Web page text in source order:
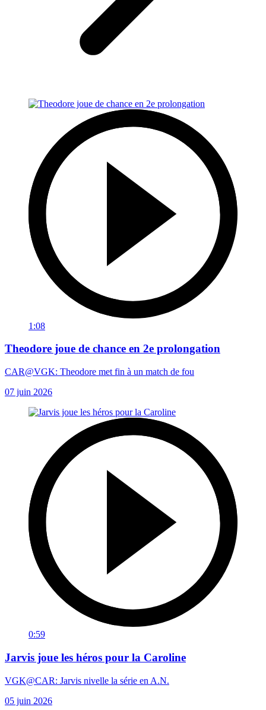
1:08
Theodore joue de chance en 2e prolongation
CAR@VGK: Theodore met fin à un match de fou
07 juin 2026
0:59
Jarvis joue les héros pour la Caroline
VGK@CAR: Jarvis nivelle la série en A.N.
05 juin 2026